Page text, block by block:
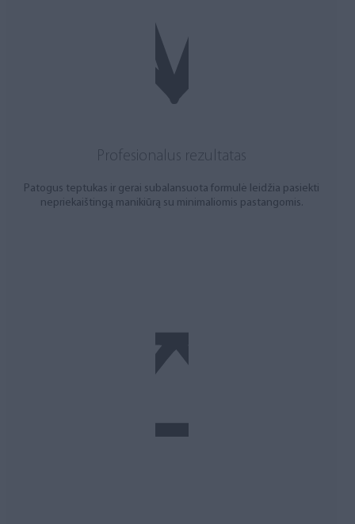
Profesionalus rezultatas
Patogus teptukas ir gerai subalansuota formulė leidžia pasiekti
nepriekaištingą manikiūrą su minimaliomis pastangomis.